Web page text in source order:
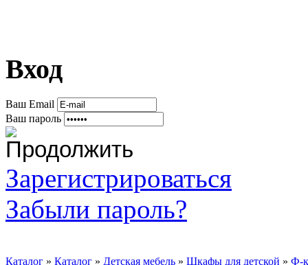
Вход
Ваш Email
Ваш пароль
Зарегистрироваться
Забыли пароль?
Каталог » Каталог » Детская мебель » Шкафы для детской » Ф-